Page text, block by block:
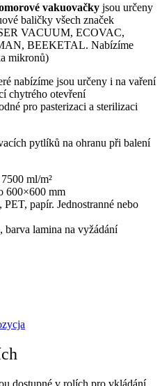
vakuovačky jsou určeny
baličky všech značek
VACUUM, ECOVAC,
BEEKETAL. Nabízíme
mikronů)
nabízíme jsou určeny i na vaření
chytrého otevření
pro pasterizaci a sterilizaci
pytlíků na ohranu při balení
ml/m²
600×600 mm
papír. Jednostranné nebo
barva lamina na vyžádání